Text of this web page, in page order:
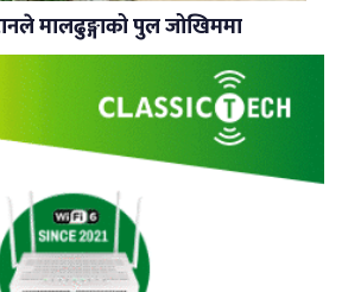
मालढुङ्गाको पुल जोखिममा